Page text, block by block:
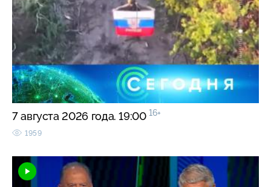
7 августа 2026 года. 19:00 16+
1959